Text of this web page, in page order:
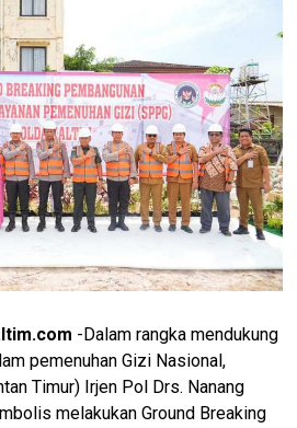
-Dalam rangka mendukung
pemenuhan Gizi Nasional,
Timur) Irjen Pol Drs. Nanang
melakukan Ground Breaking